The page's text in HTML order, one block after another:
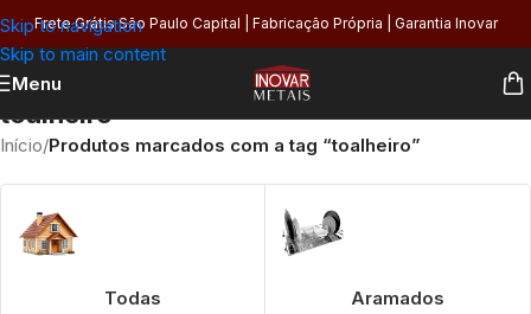
Skip to navigation
Skip to main content
Frete Grátis São Paulo Capital | Fabricação Própria | Garantia Inovar
Menu
toalheiro
Início/Produtos marcados com a tag “toalheiro”
Todas Aramados